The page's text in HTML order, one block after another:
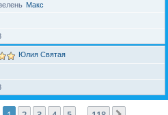
Макс
Юлия Святая